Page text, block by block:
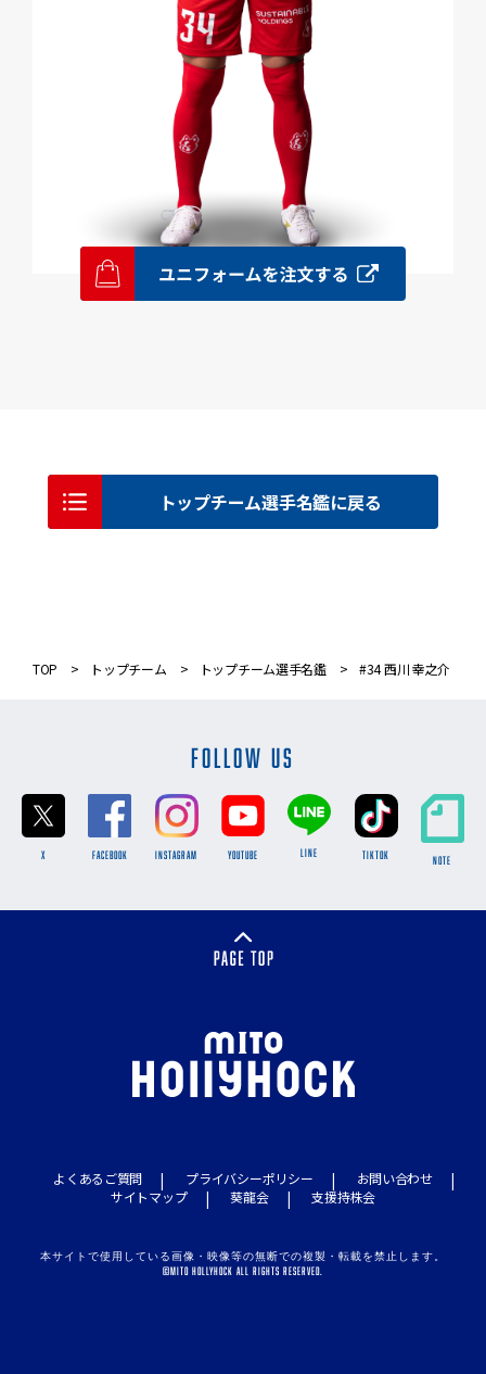
トップチーム選手名鑑に戻る
TOP トップチーム トップチーム選手名鑑 #34 西川 幸之介
FOLLOW US
X FACEBOOK INSTAGRAM YOUTUBE LINE TikTok NOTE
よくあるご質問 プライバシーポリシー
お問い合わせ
サイトマップ
葵龍会 支援持株会
本サイトで使用している画像・映像等の無断での複製・転載を禁止します。
©MITO HOLLYHOCK ALL RIGHTS RESERVED.